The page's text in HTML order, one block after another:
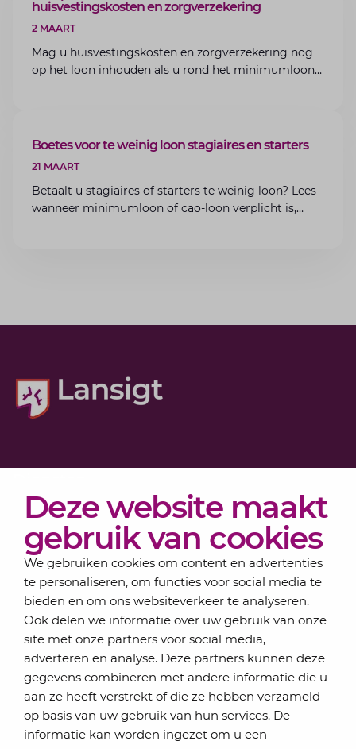
Deze website maakt
gebruik van cookies
We gebruiken cookies om content en advertenties
te personaliseren, om functies voor social media te
bieden en om ons websiteverkeer te analyseren.
Ook delen we informatie over uw gebruik van onze
site met onze partners voor social media,
adverteren en analyse. Deze partners kunnen deze
gegevens combineren met andere informatie die u
aan ze heeft verstrekt of die ze hebben verzameld
op basis van uw gebruik van hun services. De
informatie kan worden ingezet om u een
huisvestingskosten en zorgverzekering
2 MAART
Mag u huisvestingskosten en zorgverzekering nog
op het loon inhouden als u rond het minimumloon
ARTIKEL
Boetes voor te weinig loon stagiaires en starters
21 MAART
Betaalt u stagiaires of starters te weinig loon? Lees
wanneer minimumloon of cao-loon verplicht is,
Actueel
Over Lansigt
Contact
Schrijf je in voor onze nieuwsbrief
Elke maand bundelen de adviseurs van Lansigt in
de eSigt het nieuws.
Jouw emailadres